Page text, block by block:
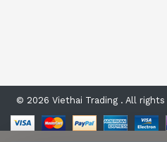
© 2026 Viethai Trading . All